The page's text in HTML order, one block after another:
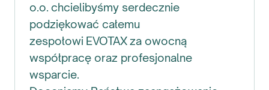
o.o. chcielibyśmy serdecznie
podziękować całemu
zespołowi EVOTAX za owocną
współpracę oraz profesjonalne
wsparcie.